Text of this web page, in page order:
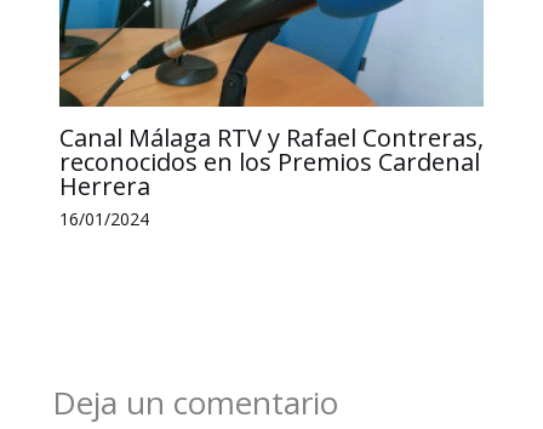
Canal Málaga RTV y Rafael Contreras,
reconocidos en los Premios Cardenal
Herrera
16/01/2024
Deja un comentario